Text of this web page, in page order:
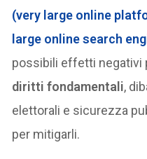
(very large online
large online search
possibili effetti negativi
diritti fondamentali,
elettorali e sicurezza
per mitigarli.